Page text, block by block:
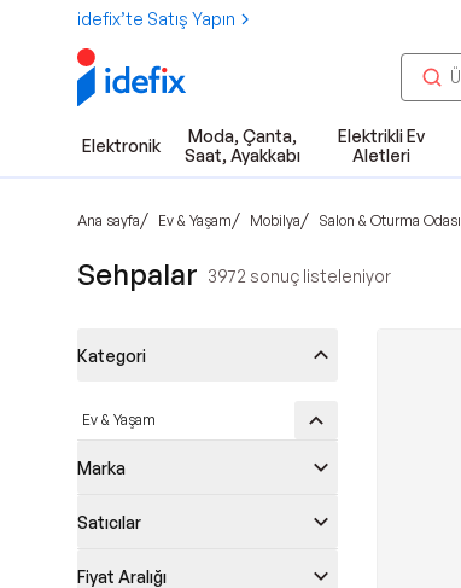
idefix’te Satış Yapın
Elektronik
Moda, Çanta,
Saat, Ayakkabı
Elektrikli Ev
Aletleri
Ana sayfa/ Ev & Yaşam/ Mobilya/ Salon & Oturma Odası
Sehpalar 3972 sonuç listeleniyor
Kategori
Ev & Yaşam
Marka
Satıcılar
Fiyat Aralığı